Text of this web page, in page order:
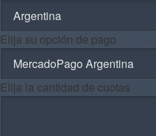
Elija su opción de pago
Elija la cantidad de cuotas